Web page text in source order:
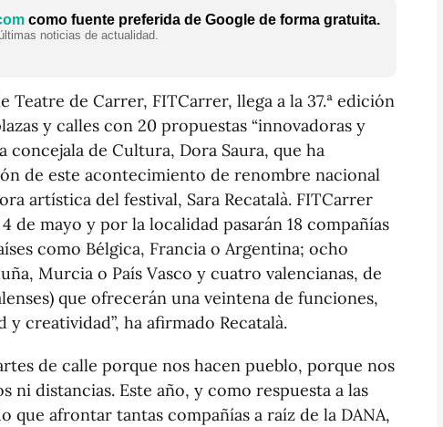
como fuente preferida de Google de forma gratuita.
noticias de actualidad.
Teatre de Carrer, FITCarrer, llega a la 37.ª edición
y calles con 20 propuestas “innovadoras y
concejala de Cultura, Dora Saura, que ha
de este acontecimiento de renombre nacional
artística del festival, Sara Recatalà. FITCarrer
de mayo y por la localidad pasarán 18 compañías
como Bélgica, Francia o Argentina; ocho
Murcia o País Vasco y cuatro valencianas, de
que ofrecerán una veintena de funciones,
creatividad”, ha afirmado Recatalà.
de calle porque nos hacen pueblo, porque nos
ni distancias. Este año, y como respuesta a las
que afrontar tantas compañías a raíz de la DANA,